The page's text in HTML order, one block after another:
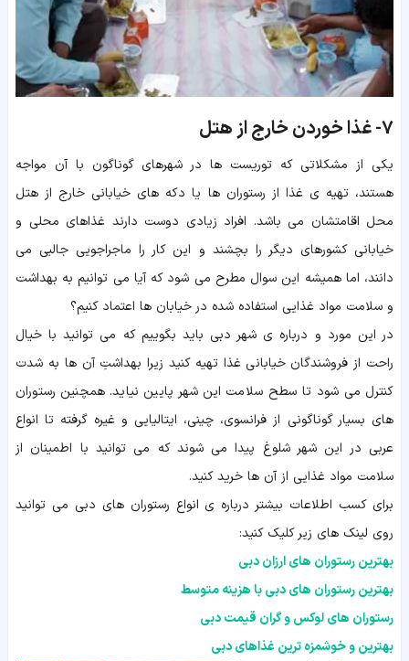
7- غذا خوردن خارج از هتل
یکی از مشکلاتی که توریست ها در شهرهای گوناگون با آن مواجه
هستند، تهیه ی غذا از رستوران ها یا دکه های خیابانی خارج از هتل
محل اقامتشان می باشد. افراد زیادی دوست دارند غذاهای محلی و
خیابانی کشورهای دیگر را بچشند و این کار را ماجراجویی جالبی می
دانند، اما همیشه این سوال مطرح می شود که آیا می توانیم به بهداشت
و سلامت مواد غذایی استفاده شده در خیابان ها اعتماد کنیم؟
در این مورد و درباره ی شهر دبی باید بگوییم که می توانید با خیال
راحت از فروشندگان خیابانی غذا تهیه کنید زیرا بهداشتِ آن ها به شدت
کنترل می شود تا سطح سلامت این شهر پایین نیاید. همچنین رستوران
های بسیار گوناگونی از فرانسوی، چینی، ایتالیایی و غیره گرفته تا انواع
عربی در این شهر شلوغ پیدا می شوند که می توانید با اطمینان از
سلامت مواد غذایی از آن ها خرید کنید.
برای کسب اطلاعات بیشتر درباره ی انواع رستوران های دبی می توانید
روی لینک های زیر کلیک کنید:
بهترین رستوران های ارزان دبی
بهترین رستوران های دبی با هزینه متوسط
رستوران های لوکس و گران قیمت دبی
بهترین و خوشمزه ترین غذاهای دبی